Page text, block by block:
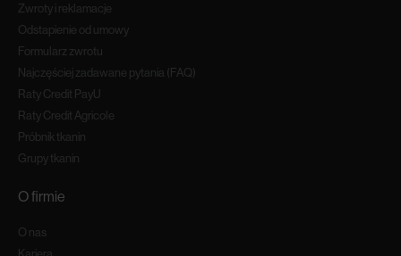
Zwroty i reklamacje
Odstapienie od umowy
Formularz zwrotu
Najczęściej zadawane pytania (FAQ)
Raty Credit PayU
Raty Credit Agricole
Próbnik tkanin
Grupy tkanin
O firmie
O nas